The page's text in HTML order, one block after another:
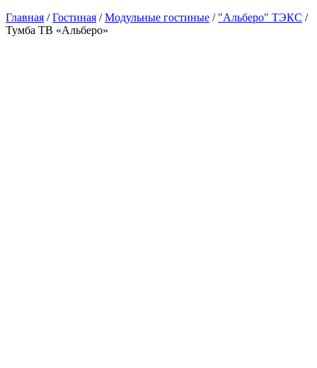
Главная /Гостиная /Модульные гостиные / "Альберо" ТЭКС /
Тумба ТВ «Альберо»